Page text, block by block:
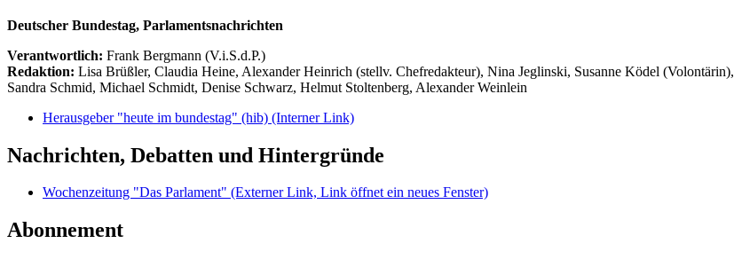
Deutscher Bundestag, Parlamentsnachrichten
Verantwortlich: Frank Bergmann (V.i.S.d.P.)
Redaktion: Lisa Brüßler, Claudia Heine, Alexander Heinrich (stellv. Chefredakteur), Nina Jeglinski, Susanne Ködel (Volontärin),
Sandra Schmid, Michael Schmidt, Denise Schwarz, Helmut Stoltenberg, Alexander Weinlein
Herausgeber "heute im bundestag" (hib) (Interner Link)
Nachrichten, Debatten und Hintergründe
Wochenzeitung "Das Parlament" (Externer Link, Link öffnet ein neues Fenster)
Abonnement